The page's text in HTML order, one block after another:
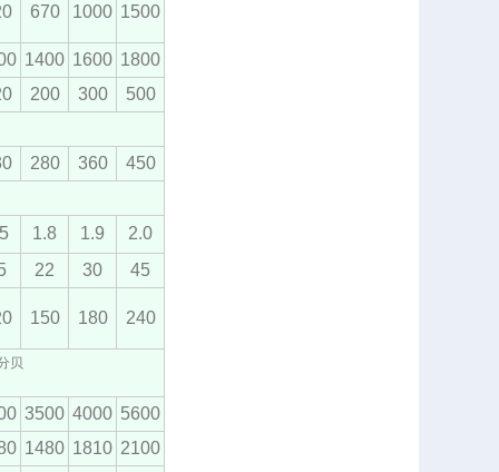
670 1000 1500
1400 1600 1800
200 300 500
280 360 450
1.8 1.9 2.0
22 30
45
150 180 240
贝
3500 4000 5600
1480 1810 2100